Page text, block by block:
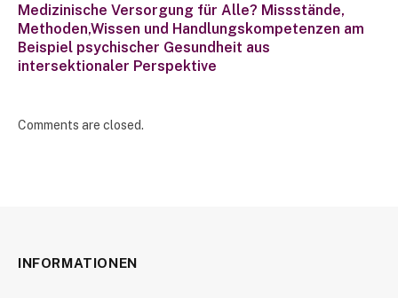
Medizinische Versorgung für Alle? Missstände,
Methoden,Wissen und Handlungskompetenzen am
Beispiel psychischer Gesundheit aus
intersektionaler Perspektive
Comments are closed.
INFORMATIONEN